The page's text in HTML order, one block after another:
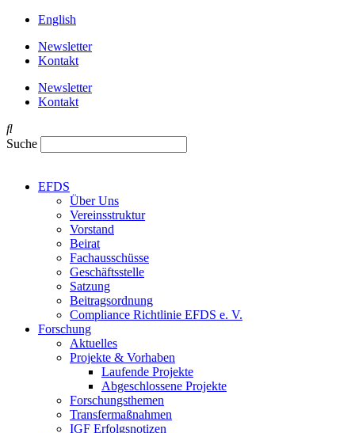
English
Newsletter
Kontakt
Newsletter
Kontakt
Suche
EFDS
Über Uns
Vereinsstruktur
Vorstand
Beirat
Fachausschüsse
Geschäftsstelle
Satzung
Beitragsordnung
Compliance Richtlinie EFDS e. V.
Forschung
Aktuelles
Projekte & Vorhaben
Laufende Projekte
Abgeschlossene Projekte
Forschungsthemen
Transfermaßnahmen
IGF Erfolgsnotizen